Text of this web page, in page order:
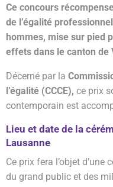
Ce concours
de l’égalité
hommes, mise sur pied
effets dans le canton de
Décerné par la
l’égalité (CCCE), ce prix
contemporain est
Lieu et date de la
Lausanne
Ce prix fera l’objet
du grand public et des